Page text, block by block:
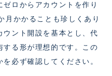
ロからアカウントを作り
月かかることも珍しくあり
ウント開設を基本とし、代
る形が理想的です。この
必ず確認してください。